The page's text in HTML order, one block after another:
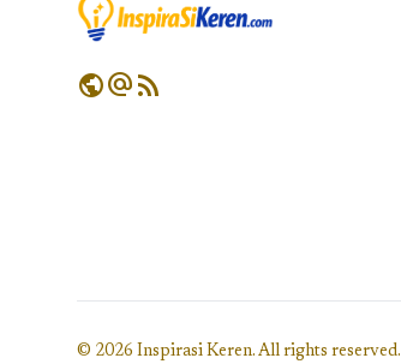
publicalternate_emailrss_feed
© 2026 Inspirasi Keren. All rights reserved.